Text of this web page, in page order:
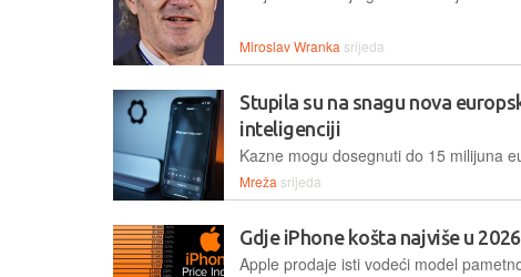
Miroslav Wranka srijeda
Stupila su na snagu nova
inteligenciji
Mreža srijeda
Gdje iPhone košta najviše u